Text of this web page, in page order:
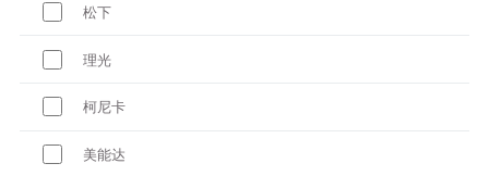
松下
理光
柯尼卡
美能达